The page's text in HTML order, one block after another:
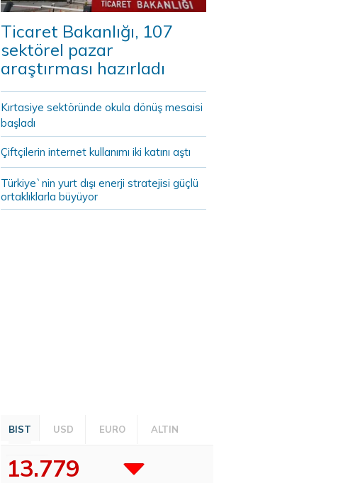
Ticaret Bakanlığı, 107
sektörel pazar
araştırması hazırladı
Kırtasiye sektöründe okula dönüş mesaisi
başladı
Çiftçilerin internet kullanımı iki katını aştı
Türkiye`nin yurt dışı enerji stratejisi güçlü
ortaklıklarla büyüyor
BIST USD EURO ALTIN
13.779